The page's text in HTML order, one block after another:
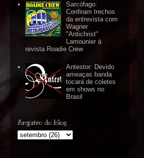
Sarcófago:
Confiram trechos
da entrevista com
Wagner
"Antichrist"
Lamounier à
revista Roadie Crew
Antestor: Devido
ameaças banda
tocará de coletes
em shows no
Brasil
Arquivo do blog